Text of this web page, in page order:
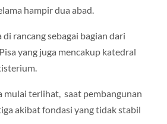
hampir dua abad.
rancang sebagai bagian dari
yang juga mencakup katedral
mulai terlihat, saat pembangunan
akibat fondasi yang tidak stabil